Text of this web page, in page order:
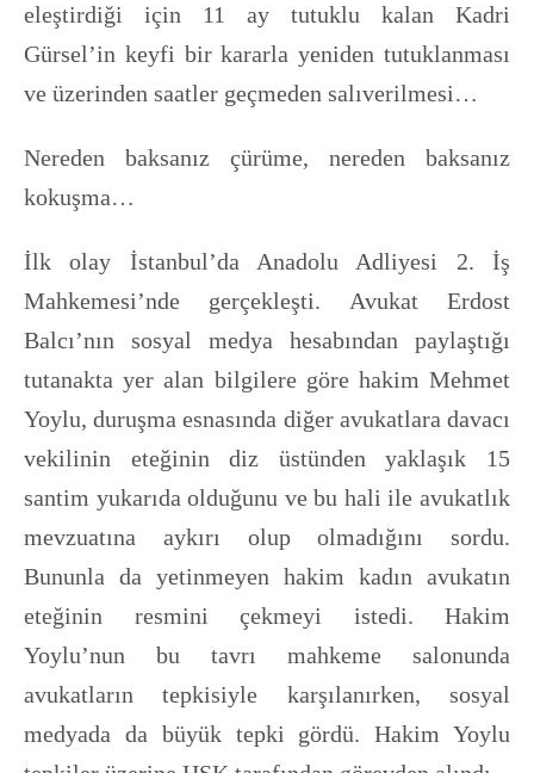
eleştirdiği için 11 ay tutuklu kalan Kadri
Gürsel’in keyfi bir kararla yeniden tutuklanması
ve üzerinden saatler geçmeden salıverilmesi…
Nereden baksanız çürüme, nereden baksanız
kokuşma…
İlk olay İstanbul’da Anadolu Adliyesi 2. İş
Mahkemesi’nde gerçekleşti. Avukat Erdost
Balcı’nın sosyal medya hesabından paylaştığı
tutanakta yer alan bilgilere göre hakim Mehmet
Yoylu, duruşma esnasında diğer avukatlara davacı
vekilinin eteğinin diz üstünden yaklaşık 15
santim yukarıda olduğunu ve bu hali ile avukatlık
mevzuatına aykırı olup olmadığını sordu.
Bununla da yetinmeyen hakim kadın avukatın
eteğinin resmini çekmeyi istedi. Hakim
Yoylu’nun bu tavrı mahkeme salonunda
avukatların tepkisiyle karşılanırken, sosyal
medyada da büyük tepki gördü. Hakim Yoylu